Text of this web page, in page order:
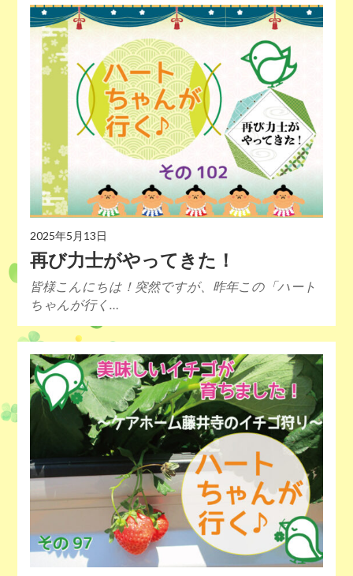
2025年5月13日
再び力士がやってきた！
皆様こんにちは！突然ですが、昨年この「ハート
ちゃんが行く…